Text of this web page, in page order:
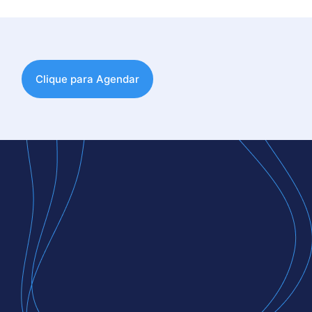
Clique para Agendar